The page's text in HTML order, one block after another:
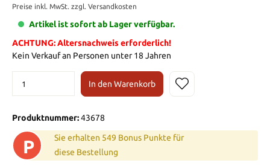
Preise inkl. MwSt. zzgl. Versandkosten
Artikel ist sofort ab Lager verfügbar.
ACHTUNG: Altersnachweis erforderlich!
Kein Verkauf an Personen unter 18 Jahren
In den Warenkorb
Produktnummer:43678
P
Sie erhalten 549 Bonus Punkte für
diese Bestellung